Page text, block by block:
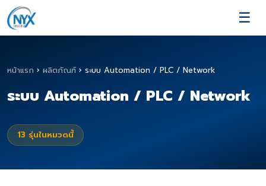
☰
หน้าแรก › ผลิตภัณฑ์ › ระบบ Automation / PLC / Network
ระบบ Automation / PLC / Network
13 รุ่นในหมวดนี้